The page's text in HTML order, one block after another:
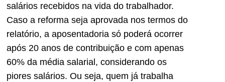
salários recebidos na vida do trabalhador.
Caso a reforma seja aprovada nos termos do
relatório, a aposentadoria só poderá ocorrer
após 20 anos de contribuição e com apenas
60% da média salarial, considerando os
piores salários. Ou seja, quem já trabalha